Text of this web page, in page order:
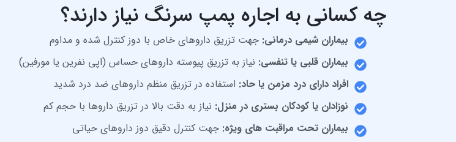
چه کسانی به اجاره پمپ سرنگ نیاز دارند؟
بیماران شیمی‌ درمانی: جهت تزریق داروهای خاص با دوز کنترل‌ شده و مداوم
بیماران قلبی یا تنفسی: نیاز به تزریق پیوسته داروهای حساس (اپی‌ نفرین یا مورفین)
افراد دارای درد مزمن یا حاد: استفاده در تزریق منظم داروهای ضد درد شدید
نوزادان یا کودکان بستری در منزل: نیاز به دقت بالا در تزریق داروها با حجم کم
بیماران تحت مراقبت‌ های ویژه: جهت کنترل دقیق دوز داروهای حیاتی